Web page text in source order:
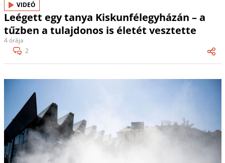
VIDEÓ
Leégett egy tanya Kiskunfélegyházán – a
tűzben a tulajdonos is életét vesztette
4 órája
2